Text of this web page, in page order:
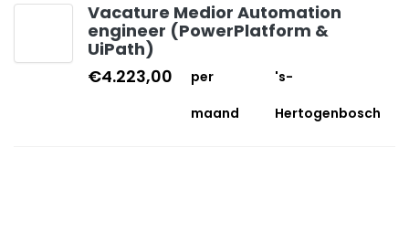
Vacature Medior Automation
engineer (PowerPlatform &
UiPath)
€4.223,00
per
maand
's-
Hertogenbosch